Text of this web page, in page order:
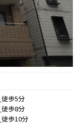
徒歩5分
徒歩8分
徒歩10分